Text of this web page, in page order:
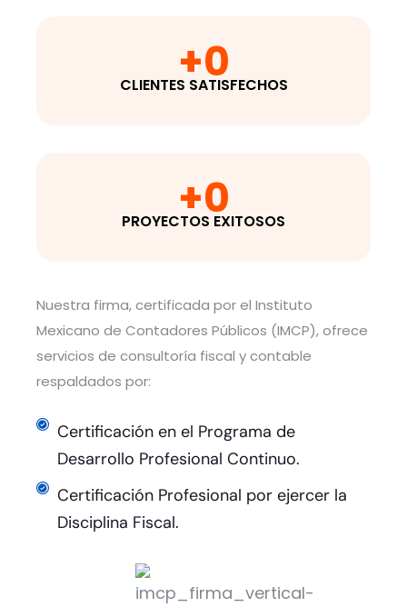
CLIENTES SATISFECHOS
+0
PROYECTOS EXITOSOS
+0
Nuestra firma, certificada por el Instituto
Mexicano de Contadores Públicos (IMCP), ofrece
servicios de consultoría fiscal y contable
respaldados por:
Certificación en el Programa de
Desarrollo Profesional Continuo.
Certificación Profesional por ejercer la
Disciplina Fiscal.